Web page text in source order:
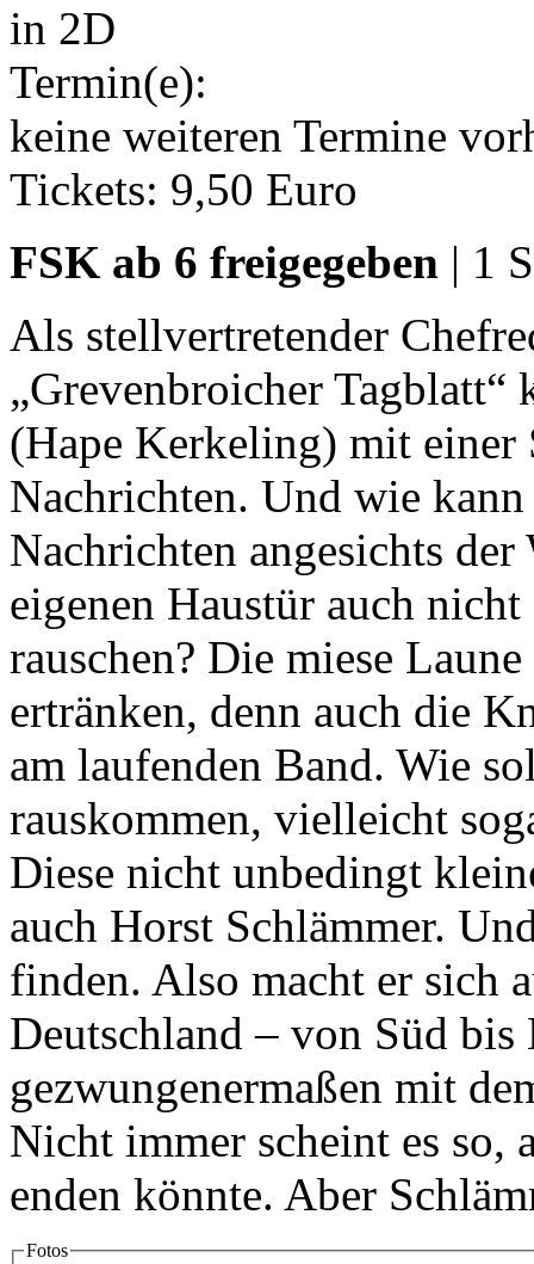
in 2D
Termin(e):
keine weiteren Termine
Tickets: 9,50 Euro
FSK ab 6 freigegeben | 1
Als stellvertretender
„Grevenbroicher Tagblatt“
(Hape Kerkeling) mit einer
Nachrichten. Und wie
Nachrichten angesichts
eigenen Haustür auch
rauschen? Die miese
ertränken, denn auch die
am laufenden Band. Wie
rauskommen, vielleicht
Diese nicht unbedingt
auch Horst Schlämmer.
finden. Also macht er sich
Deutschland – von Süd
gezwungenermaßen mit
Nicht immer scheint es
enden könnte. Aber
Fotos